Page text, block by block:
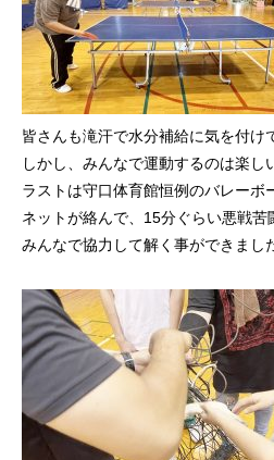
皆さんも滝汗で水分補給に気を付け
しかし、みんなで運動するのは楽し
ラストは守口体育館恒例のバレーボ
ネットが絡んで、15分ぐらい悪戦苦
みんなで協力して解く事ができまし